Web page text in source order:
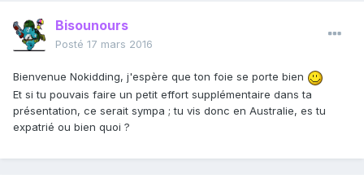
Bisounours
Posté 17 mars 2016
Bienvenue Nokidding, j'espère que ton foie se porte bien
Et si tu pouvais faire un petit effort supplémentaire dans ta
présentation, ce serait sympa ; tu vis donc en Australie, es tu
expatrié ou bien quoi ?